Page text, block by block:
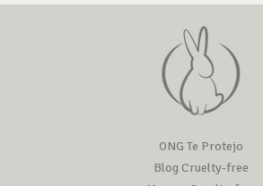
ONG Te Protejo
Blog Cruelty-free